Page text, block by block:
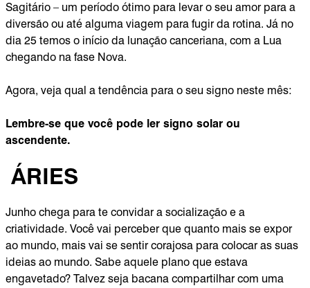
Sagitário – um período ótimo para levar o seu amor para a
diversão ou até alguma viagem para fugir da rotina. Já no
dia 25 temos o início da lunação canceriana, com a Lua
chegando na fase Nova.
Agora, veja qual a tendência para o seu signo neste mês:
Lembre-se que você pode ler signo solar ou
ascendente.
ÁRIES
Junho chega para te convidar a socialização e a
criatividade. Você vai perceber que quanto mais se expor
ao mundo, mais vai se sentir corajosa para colocar as suas
ideias ao mundo. Sabe aquele plano que estava
engavetado? Talvez seja bacana compartilhar com uma